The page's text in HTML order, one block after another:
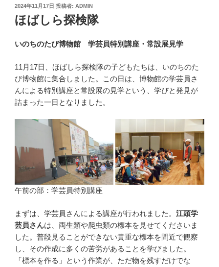
投
稿
日:
2024年11月17日 投稿者: ADMIN
ほばしら探検隊
いのちのたび博物館 学芸員特別講座・常設展見学
11月17日、ほばしら探検隊の子どもたちは、いのちのた
び博物館に集合しました。この日は、博物館の学芸員さ
んによる特別講座と常設展の見学という、学びと発見が
詰まった一日となりました。
午前の部：学芸員特別講座
まずは、学芸員さんによる講座が行われました。 江頭学
芸員さんは、両生類や爬虫類の標本を見せてくださいま
した。普段見ることができない貴重な標本を間近で観察
し、その作成に多くの苦労があることを学びました。
「標本を作る」という作業が、ただ物を残すだけでな